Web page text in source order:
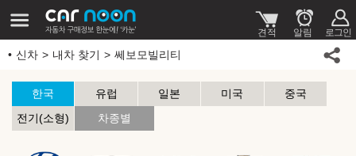
신차 내차 찾기 쎄보모빌리티
한국 유럽 일본 미국
중국
전기(소형)
차종별